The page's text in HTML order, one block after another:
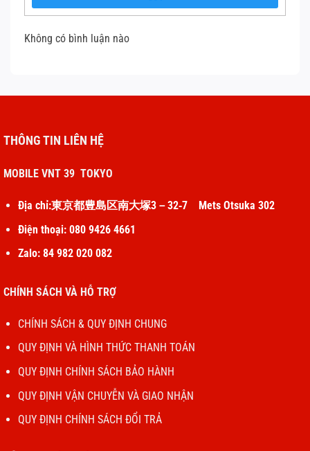
Không có bình luận nào
THÔNG TIN LIÊN HỆ
MOBILE VNT 39 TOKYO
Địa chỉ:東京都豊島区南大塚3－32‐7 Mets Otsuka 302
Điện thoại: 080 9426 4661
Zalo: 84 982 020 082
CHÍNH SÁCH VÀ HỖ TRỢ
CHÍNH SÁCH & QUY ĐỊNH CHUNG
QUY ĐỊNH VÀ HÌNH THỨC THANH TOÁN
QUY ĐỊNH CHÍNH SÁCH BẢO HÀNH
QUY ĐỊNH VẬN CHUYỄN VÀ GIAO NHẬN
QUY ĐỊNH CHÍNH SÁCH ĐỔI TRẢ